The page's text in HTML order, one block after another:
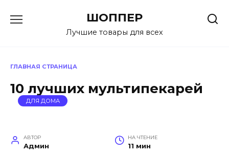
ШОППЕР
Лучшие товары для всех
ГЛАВНАЯ СТРАНИЦА
10 лучших мультипекарей
ДЛЯ ДОМА
АВТОР
Админ
НА ЧТЕНИЕ
11 мин